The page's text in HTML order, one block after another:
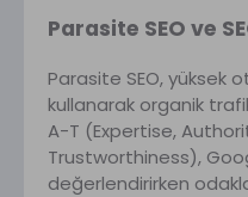
Parasite SEO ve
Parasite SEO, yüksek
kullanarak organik
A-T (Expertise,
Trustworthiness),
değerlendirirken